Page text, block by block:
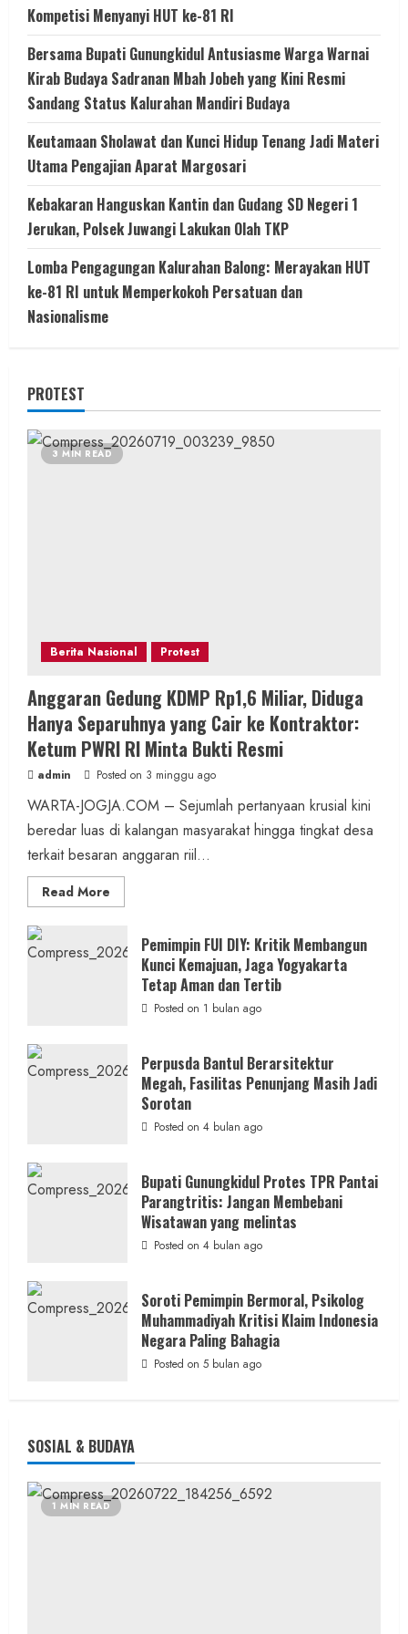
Kompetisi Menyanyi HUT ke-81 RI
Bersama Bupati Gunungkidul Antusiasme Warga Warnai
Kirab Budaya Sadranan Mbah Jobeh yang Kini Resmi
Sandang Status Kalurahan Mandiri Budaya
Keutamaan Sholawat dan Kunci Hidup Tenang Jadi Materi
Utama Pengajian Aparat Margosari
Kebakaran Hanguskan Kantin dan Gudang SD Negeri 1
Jerukan, Polsek Juwangi Lakukan Olah TKP
Lomba Pengagungan Kalurahan Balong: Merayakan HUT
ke-81 RI untuk Memperkokoh Persatuan dan
Nasionalisme
PROTEST
3 MIN READ
Berita Nasional Protest
Anggaran Gedung KDMP Rp1,6 Miliar, Diduga
Hanya Separuhnya yang Cair ke Kontraktor:
Ketum PWRI RI Minta Bukti Resmi
admin Posted on 3 minggu ago
WARTA-JOGJA.COM – Sejumlah pertanyaan krusial kini
beredar luas di kalangan masyarakat hingga tingkat desa
terkait besaran anggaran riil...
Read More
more
Gedung
KDMP
Rp1,6
Miliar,
Diduga
Hanya
Kontraktor:
Ketum
PWRI
Minta
Pemimpin FUI DIY: Kritik Membangun
Kunci Kemajuan, Jaga Yogyakarta
Tetap Aman dan Tertib
Posted on 1 bulan ago
Perpusda Bantul Berarsitektur
Megah, Fasilitas Penunjang Masih Jadi
Sorotan
Posted on 4 bulan ago
Bupati Gunungkidul Protes TPR Pantai
Parangtritis: Jangan Membebani
Wisatawan yang melintas
Posted on 4 bulan ago
Soroti Pemimpin Bermoral, Psikolog
Muhammadiyah Kritisi Klaim Indonesia
Negara Paling Bahagia
Posted on 5 bulan ago
SOSIAL & BUDAYA
1 MIN READ